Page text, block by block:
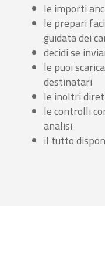
le importi
le prepari
guidata dei
decidi se
le puoi
destinatari
le inoltri
le controlli
analisi
il tutto